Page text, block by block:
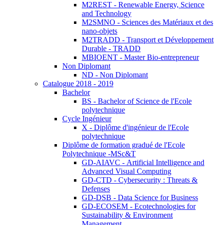
M2REST - Renewable Energy, Science
and Technology
M2SMNO - Sciences des Matériaux et des
nano-objets
M2TRADD - Transport et Développement
Durable - TRADD
MBIOENT - Master Bio-entrepreneur
Non Diplomant
ND - Non Diplomant
Catalogue 2018 - 2019
Bachelor
BS - Bachelor of Science de l'Ecole
polytechnique
Cycle Ingénieur
X - Diplôme d'ingénieur de l'Ecole
polytechnique
Diplôme de formation gradué de l'Ecole
Polytechnique -MSc&T
GD-AIAVC - Artificial Intelligence and
Advanced Visual Computing
GD-CTD - Cybersecurity : Threats &
Defenses
GD-DSB - Data Science for Business
GD-ECOSEM - Ecotechnologies for
Sustainability & Environment